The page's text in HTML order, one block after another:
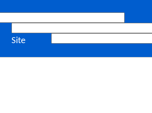
Site